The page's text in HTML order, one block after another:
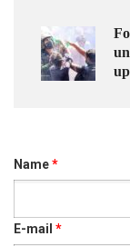
Name*
E-mail *